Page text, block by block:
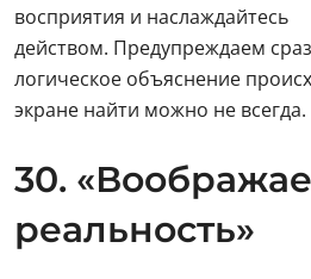
восприятия и наслаждайтесь
действом. Предупреждаем
логическое объяснение
экране найти можно не всегда.
30.
реальность»